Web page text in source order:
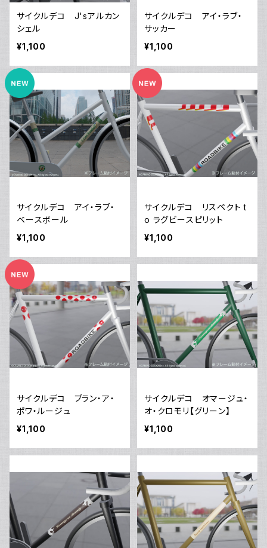
サイクルデコ J'sアルカン
シェル
¥1,100
サイクルデコ アイ・ラブ・
サッカー
¥1,100
サイクルデコ アイ・ラブ・
ベースボール
¥1,100
サイクルデコ リスペクト t
o ラグビースピリット
¥1,100
サイクルデコ ブラン・ア・
ポワ・ルージュ
¥1,100
サイクルデコ オマージュ・
オ・クロモリ【グリーン】
¥1,100